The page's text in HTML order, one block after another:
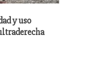
y uso